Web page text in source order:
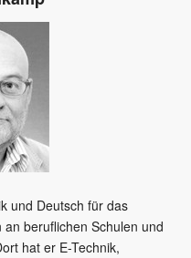
und Deutsch für das
beruflichen Schulen und
hat er E-Technik,